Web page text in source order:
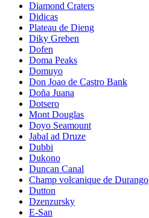
Diamond Craters
Didicas
Plateau de Dieng
Diky Greben
Dofen
Doma Peaks
Domuyo
Don Joao de Castro Bank
Doña Juana
Dotsero
Mont Douglas
Doyo Seamount
Jabal ad Druze
Dubbi
Dukono
Duncan Canal
Champ volcanique de Durango
Dutton
Dzenzursky
E-San